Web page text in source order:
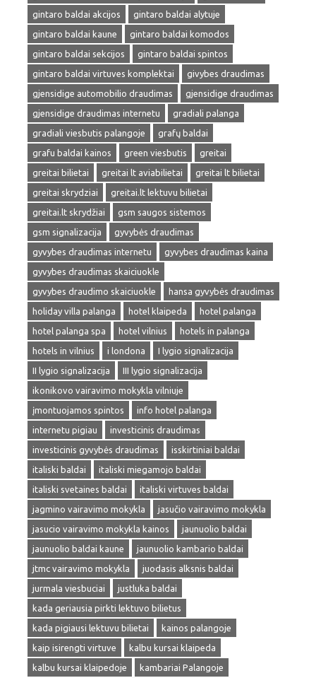
gintaro baldai akcijos
gintaro baldai alytuje
gintaro baldai kaune
gintaro baldai komodos
gintaro baldai sekcijos
gintaro baldai spintos
gintaro baldai virtuves komplektai
givybes draudimas
gjensidige automobilio draudimas
gjensidige draudimas
gjensidige draudimas internetu
gradiali palanga
gradiali viesbutis palangoje
grafų baldai
grafu baldai kainos
green viesbutis
greitai
greitai bilietai
greitai lt aviabilietai
greitai lt bilietai
greitai skrydziai
greitai.lt lektuvu bilietai
greitai.lt skrydžiai
gsm saugos sistemos
gsm signalizacija
gyvybės draudimas
gyvybes draudimas internetu
gyvybes draudimas kaina
gyvybes draudimas skaiciuokle
gyvybes draudimo skaiciuokle
hansa gyvybės draudimas
holiday villa palanga
hotel klaipeda
hotel palanga
hotel palanga spa
hotel vilnius
hotels in palanga
hotels in vilnius
i londona
I lygio signalizacija
II lygio signalizacija
III lygio signalizacija
ikonikovo vairavimo mokykla vilniuje
įmontuojamos spintos
info hotel palanga
internetu pigiau
investicinis draudimas
investicinis gyvybės draudimas
isskirtiniai baldai
italiski baldai
italiski miegamojo baldai
italiski svetaines baldai
italiski virtuves baldai
jagmino vairavimo mokykla
jasučio vairavimo mokykla
jasucio vairavimo mokykla kainos
jaunuolio baldai
jaunuolio baldai kaune
jaunuolio kambario baldai
jtmc vairavimo mokykla
juodasis alksnis baldai
jurmala viesbuciai
justluka baldai
kada geriausia pirkti lektuvo bilietus
kada pigiausi lektuvu bilietai
kainos palangoje
kaip isirengti virtuve
kalbu kursai klaipeda
kalbu kursai klaipedoje
kambariai Palangoje